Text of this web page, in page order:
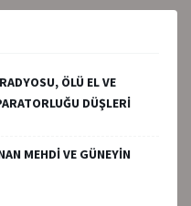
ÖLÜ EL VE
DÜŞLERİ
MEHDİ VE GÜNEYİN